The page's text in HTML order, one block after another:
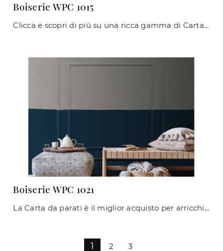
Boiserie WPC 1015
Clicca e scopri di più su una ricca gamma di Carta da parati adesiva classica: il modello Boiserie WPC 1015 di Caos Creativo by Rossi&Co ti sta ...
Boiserie WPC 1021
La Carta da parati è il miglior acquisto per arricchire i tuoi interni! Ultima un'atmosfera classica con il modello Boiserie WPC 1021 di Caos ...
1 2 3